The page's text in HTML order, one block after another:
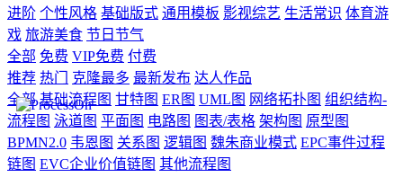
进阶 个性风格 基础版式 通用模板 影视综艺 生活常识 体育游
戏 旅游美食 节日节气
全部 免费 VIP免费 付费
推荐 热门 克隆最多 最新发布 达人作品
全部 基础流程图 甘特图 ER图 UML图 网络拓扑图 组织结构-
流程图 泳道图 平面图 电路图 图表/表格 架构图 原型图
BPMN2.0 韦恩图 关系图 逻辑图 魏朱商业模式 EPC事件过程
链图 EVC企业价值链图 其他流程图